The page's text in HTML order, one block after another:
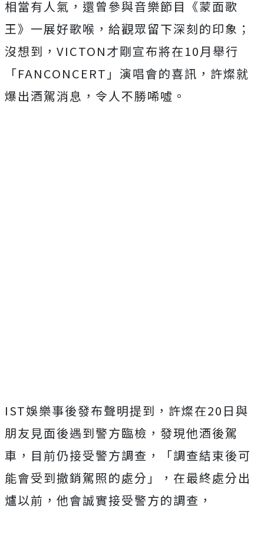
相當有人氣，還曾參與音樂節目《蒙面歌
王》一展好歌喉，給觀眾留下深刻的印象；
沒想到，VICTON才剛宣布將在10月舉行
「FANCONCERT」演唱會的喜訊，許燦就
爆出酒駕消息，令人不勝唏噓。
IST娛樂事後發布聲明提到，許燦在20日與
朋友見面後遇到警方臨檢，發現他酒後駕
車，目前仍接受警方調查，「調查結束後可
能會受到撤銷駕照的處分」，在最終處分出
爐以前，他會誠實接受警方的調查，